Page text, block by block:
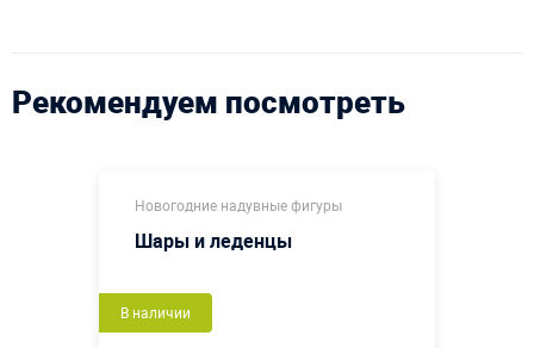
Рекомендуем посмотреть
Новогодние надувные фигуры
Шары и леденцы
В наличии